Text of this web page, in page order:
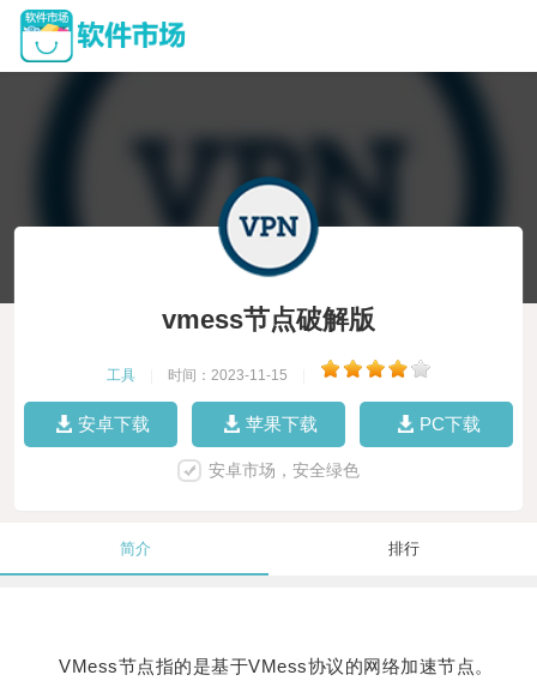
vmess节点破解版
工具 时间：2023-11-15
安卓下载 苹果下载 PC下载
安卓市场，安全绿色
简介 排行
VMess节点指的是基于VMess协议的网络加速节点。